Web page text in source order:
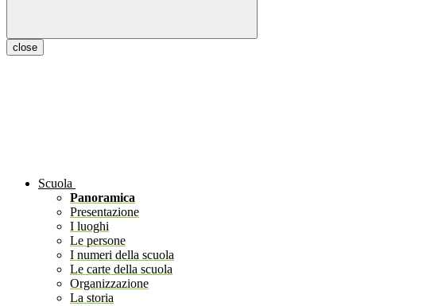
close
Scuola
Panoramica
Presentazione
I luoghi
Le persone
I numeri della scuola
Le carte della scuola
Organizzazione
La storia